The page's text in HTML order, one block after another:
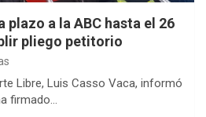
plazo a la ABC hasta el 26
pliego petitorio
Libre, Luis Casso Vaca, informó
firmado…